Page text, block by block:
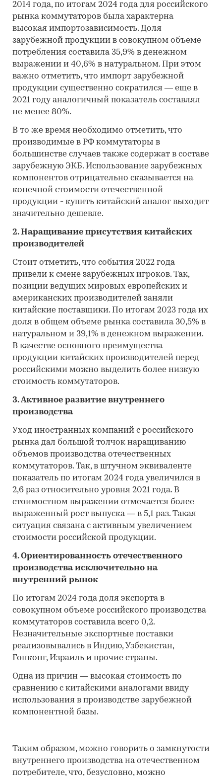
2014 года, по итогам 2024 года для российского
рынка коммутаторов была характерна
высокая импортозависимость. Доля
зарубежной продукции в совокупном объеме
потребления составила 35,9% в денежном
выражении и 40,6% в натуральном. При этом
важно отметить, что импорт зарубежной
продукции существенно сократился — еще в
2021 году аналогичный показатель составлял
не менее 80%.
В то же время необходимо отметить, что
производимые в РФ коммутаторы в
большинстве случаев также содержат в составе
зарубежную ЭКБ. Использование зарубежных
компонентов отрицательно сказывается на
конечной стоимости отечественной
продукции - купить китайский аналог выходит
значительно дешевле.
2. Наращивание присутствия китайских
производителей
Стоит отметить, что события 2022 года
привели к смене зарубежных игроков. Так,
позиции ведущих мировых европейских и
американских производителей заняли
китайские поставщики. По итогам 2023 года их
доля в общем объеме рынка составила 30,5% в
натуральном и 39,1% в денежном выражении.
В качестве основного преимущества
продукции китайских производителей перед
российскими можно выделить более низкую
стоимость коммутаторов.
3. Активное развитие внутреннего
производства
Уход иностранных компаний с российского
рынка дал большой толчок наращиванию
объемов производства отечественных
коммутаторов. Так, в штучном эквиваленте
показатель по итогам 2024 года увеличился в
2,6 раз относительно уровня 2021 года. В
стоимостном выражении отмечается более
выраженный рост выпуска — в 5,1 раз. Такая
ситуация связана с активным увеличением
стоимости российской продукции.
4. Ориентированность отечественного
производства исключительно на
внутренний рынок
По итогам 2024 года доля экспорта в
совокупном объеме российского производства
коммутаторов составила всего 0,2.
Незначительные экспортные поставки
реализовывались в Индию, Узбекистан,
Гонконг, Израиль и прочие страны.
Одна из причин — высокая стоимость по
сравнению с китайскими аналогами ввиду
использования в производстве зарубежной
компонентной базы.
Таким образом, можно говорить о замкнутости
внутреннего производства на отечественном
потребителе, что, безусловно, можно